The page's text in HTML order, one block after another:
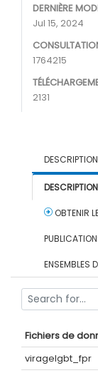
DERNIÈRE
Jul 15, 2024
1764215
2131
OBTENIR
ENSEMBLES
Fichiers de
viragelgbt_fpr